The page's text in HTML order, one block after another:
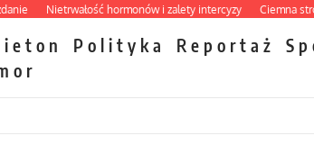
Nietrwałość hormonów i zalety intercyzy Ciemna strona
Polityka Reportaż